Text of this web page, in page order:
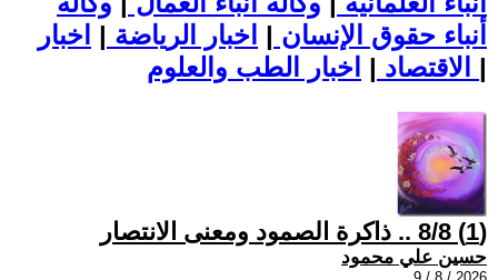
أنباء حقوق الإنسان | اخبار الرياضة | اخبار
الاقتصاد | |
(1) 8/8 .. ذاكرة الصمود ومعنى الانتصار
حسين علي محمود